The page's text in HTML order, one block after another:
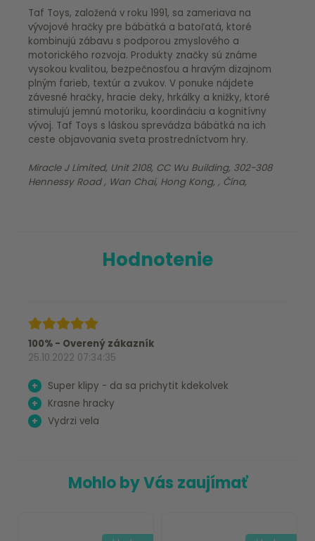
Taf Toys, založená v roku 1991, sa zameriava na
vývojové hračky pre bábätká a batoľatá, ktoré
kombinujú zábavu s podporou zmyslového a
motorického rozvoja. Produkty značky sú známe
vysokou kvalitou, bezpečnosťou a hravým dizajnom
plným farieb, textúr a zvukov. V ponuke nájdete
závesné hračky, hracie deky, hrkálky a knižky, ktoré
stimulujú jemnú motoriku, koordináciu a kognitívny
vývoj. Taf Toys s láskou sprevádza bábätká na ich
ceste objavovania sveta prostredníctvom hry.
Miracle J Limited, Unit 2108, CC Wu Building, 302-308
Hennessy Road , Wan Chai, Hong Kong, , Čína,
Hodnotenie
100% - Overený zákazník
25.10.2022 07:34:35
+
Super klipy - da sa prichytit kdekolvek
+
Krasne hracky
+
Vydrzi vela
Mohlo by Vás zaujímať